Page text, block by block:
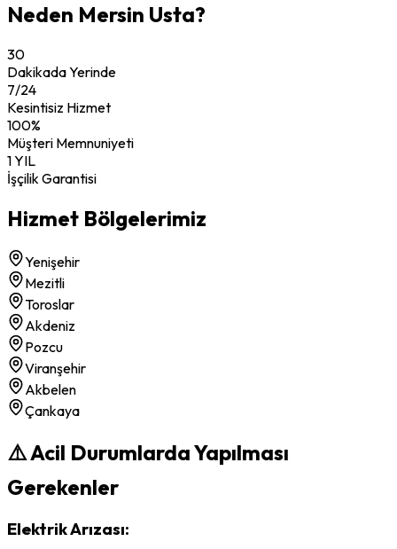
Neden Mersin Usta?
30
Dakikada Yerinde
7/24
Kesintisiz Hizmet
100%
Müşteri Memnuniyeti
1 YIL
İşçilik Garantisi
Hizmet Bölgelerimiz
Yenişehir
Mezitli
Toroslar
Akdeniz
Pozcu
Viranşehir
Akbelen
Çankaya
⚠️ Acil Durumlarda Yapılması
Gerekenler
Elektrik Arızası: